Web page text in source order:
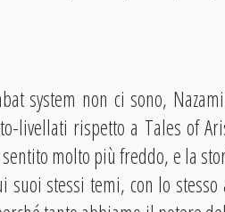
system non ci sono,
livellati rispetto a Tales of
sentito molto più freddo, e la
suoi stessi temi, con lo